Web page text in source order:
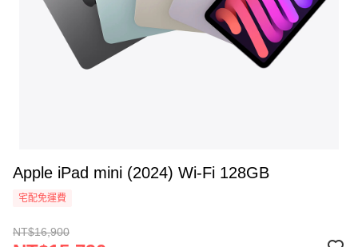
Apple iPad mini (2024) Wi-Fi 128GB
宅配免運費
NT$16,900